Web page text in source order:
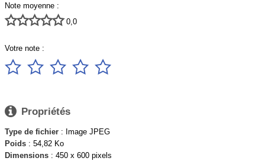
Note moyenne :
 0,0
Votre note :
    
 Propriétés
Type de fichier : Image JPEG
Poids : 54,82 Ko
Dimensions : 450 x 600 pixels